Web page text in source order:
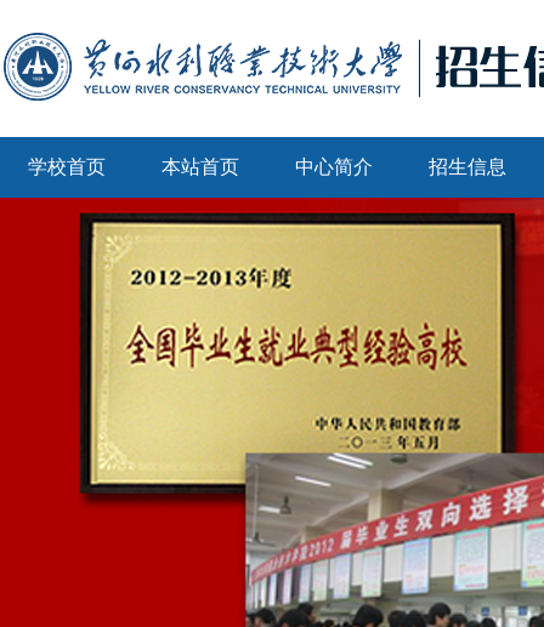
学校首页 本站首页 中心简介 招生信息